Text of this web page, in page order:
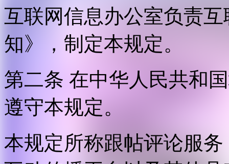
互联网信息办公室负责
知》，制定本规定。
第二条 在中华人民共和
遵守本规定。
本规定所称跟帖评论服